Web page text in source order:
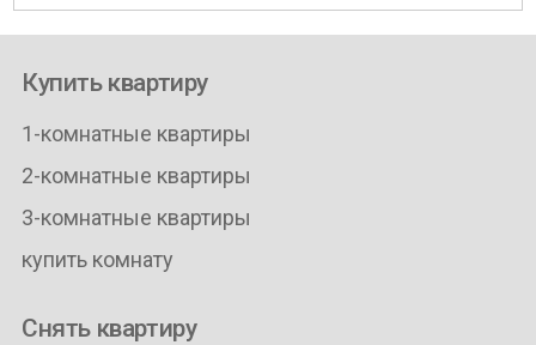
Купить квартиру
1-комнатные квартиры
2-комнатные квартиры
3-комнатные квартиры
купить комнату
Снять квартиру